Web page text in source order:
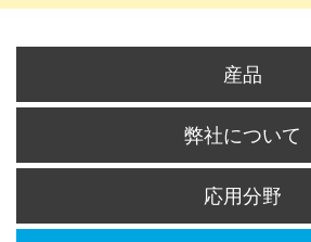
産品
弊社について
応用分野